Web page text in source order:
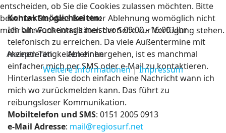
Kontaktmöglichkeiten:
Ich bin wochentags meist von 09:00 - 16:00 Uhr
telefonisch zu erreichen. Da viele Außentermine mit
meinen Tätigkeiten einhergehen, ist es manchmal
einfacher mich per SMS oder e-Mail zu kontaktieren.
Hinterlassen Sie doch einfach eine Nachricht wann ich
mich wo zurückmelden kann. Das führt zu
reibungsloser Kommunikation.
Mobiltelefon und SMS: 0151 2005 0913
e-Mail Adresse: mail@regiosurf.net
entscheiden, ob Sie die Cookies zulassen möchten. Bitte
beachten Sie, dass bei einer Ablehnung womöglich nicht
mehr alle Funktionalitäten der Seite zur Verfügung stehen.
Akzeptieren
Ablehnen
Weitere Informationen|Impressum